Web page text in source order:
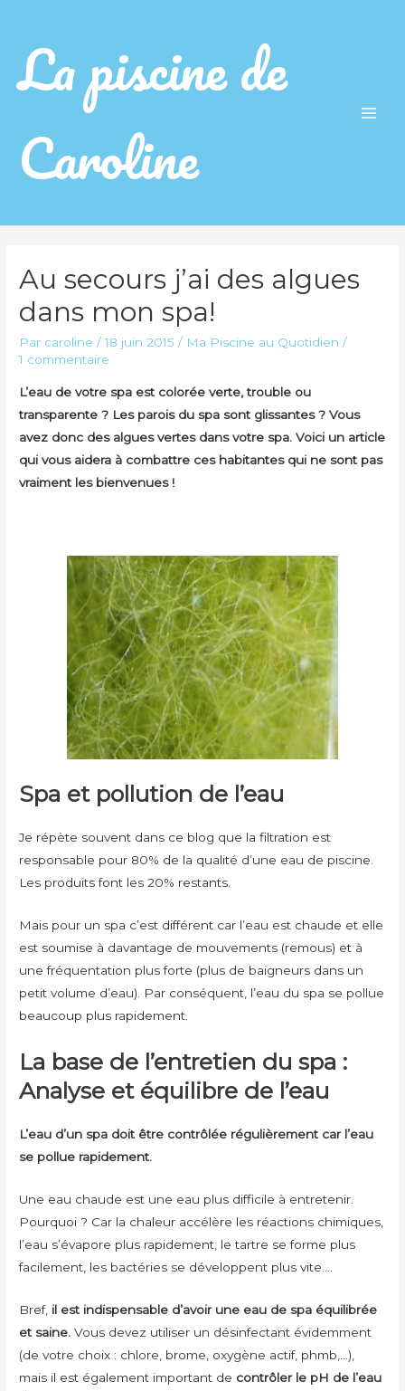
La piscine de
Caroline
Au secours j’ai des algues
dans mon spa!
Par caroline /18 juin 2015 / Ma Piscine au Quotidien /
1 commentaire
L’eau de votre spa est colorée verte, trouble ou
transparente ? Les parois du spa sont glissantes ? Vous
avez donc des algues vertes dans votre spa. Voici un article
qui vous aidera à combattre ces habitantes qui ne sont pas
vraiment les bienvenues !
Spa et pollution de l’eau
Je répète souvent dans ce blog que la filtration est
responsable pour 80% de la qualité d’une eau de piscine.
Les produits font les 20% restants.
Mais pour un spa c’est différent car l’eau est chaude et elle
est soumise à davantage de mouvements (remous) et à
une fréquentation plus forte (plus de baigneurs dans un
petit volume d’eau). Par conséquent, l’eau du spa se pollue
beaucoup plus rapidement.
La base de l’entretien du spa :
Analyse et équilibre de l’eau
L’eau d’un spa doit être contrôlée régulièrement car l’eau
se pollue rapidement.
Une eau chaude est une eau plus difficile à entretenir.
Pourquoi ? Car la chaleur accélère les réactions chimiques,
l’eau s’évapore plus rapidement, le tartre se forme plus
facilement, les bactéries se développent plus vite….
Bref, il est indispensable d’avoir une eau de spa équilibrée
et saine. Vous devez utiliser un désinfectant évidemment
(de votre choix : chlore, brome, oxygène actif, phmb,…),
mais il est également important de contrôler le pH de l’eau